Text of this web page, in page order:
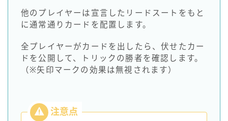
他のプレイヤーは宣言したリードスートをもと
に通常通りカードを配置します。
全プレイヤーがカードを出したら、伏せたカー
ドを公開して、トリックの勝者を確認します。
（※矢印マークの効果は無視されます）